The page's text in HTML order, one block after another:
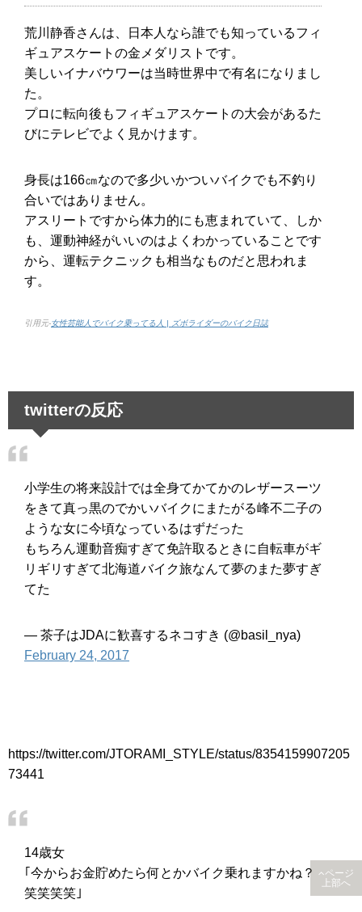
荒川静香さんは、日本人なら誰でも知っているフィ
ギュアスケートの金メダリストです。
美しいイナバウワーは当時世界中で有名になりまし
た。
プロに転向後もフィギュアスケートの大会があるた
びにテレビでよく見かけます。
身長は166㎝なので多少いかついバイクでも不釣り
合いではありません。
アスリートですから体力的にも恵まれていて、しか
も、運動神経がいいのはよくわかっていることです
から、運転テクニックも相当なものだと思われま
す。
引用元-女性芸能人でバイク乗ってる人 | ズボライダーのバイク日誌
twitterの反応
小学生の将来設計では全身てかてかのレザースーツ
をきて真っ黒のでかいバイクにまたがる峰不二子の
ような女に今頃なっているはずだった
もちろん運動音痴すぎて免許取るときに自転車がギ
リギリすぎて北海道バイク旅なんて夢のまた夢すぎ
てた
— 茶子はJDAに歓喜するネコすき (@basil_nya)
February 24, 2017
https://twitter.com/JTORAMI_STYLE/status/8354159907205
73441
14歳女
｢今からお金貯めたら何とかバイク乗れますかね？
笑笑笑笑｣
ページ
上部へ